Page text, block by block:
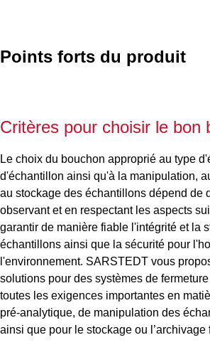
Points forts du produit
Critères pour choisir le bon
Le choix du bouchon approprié au type
d'échantillon ainsi qu'à la manipulation,
au stockage des échantillons dépend de
observant et en respectant les aspects
garantir de manière fiable l'intégrité et la
échantillons ainsi que la sécurité pour
l'environnement. SARSTEDT vous
solutions pour des systèmes de
toutes les exigences importantes en
pré-analytique, de manipulation des
ainsi que pour le stockage ou l’archivage